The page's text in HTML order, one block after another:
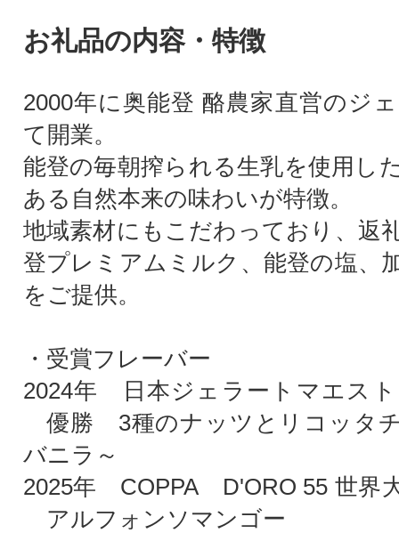
お礼品の内容・特徴
2000年に奥能登 酪農家直営のジ
て開業。
能登の毎朝搾られる生乳を使用し
ある自然本来の味わいが特徴。
地域素材にもこだわっており、返
登プレミアムミルク、能登の塩、
をご提供。
・受賞フレーバー
2024年 日本ジェラートマエス
優勝 3種のナッツとリコッタ
バニラ～
2025年 COPPA D'ORO 55 世界
アルフォンソマンゴー